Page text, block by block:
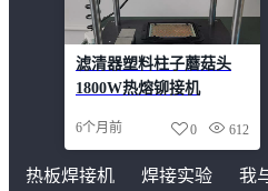
滤清器塑料柱子蘑菇头
1800W热熔铆接机
6个月前 612
0
热板焊接机 焊接实验 我